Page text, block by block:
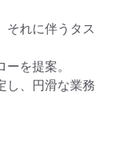
それに伴うタス
を提案。
し、円滑な業務